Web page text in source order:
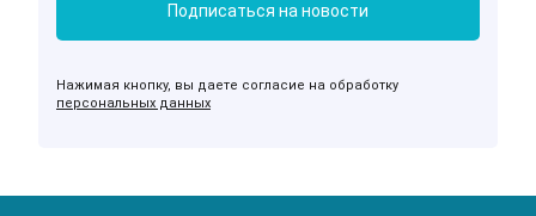
Нажимая кнопку, вы даете согласие на обработку
персональных данных